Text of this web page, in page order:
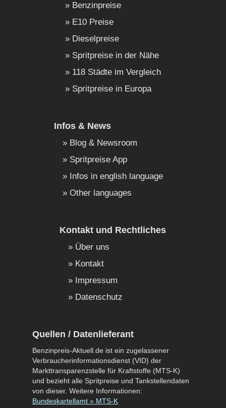
Benzinpreise
E10 Preise
Dieselpreise
Spritpreise in der Nähe
118 Städte im Vergleich
Spritpreise in Europa
Infos & News
Blog & Newsroom
Spritpreise App
Infos in english language
Other languages
Kontakt und Rechtliches
Über uns
Kontakt
Impressum
Datenschutz
Quellen / Datenlieferant
Benzinpreis-Aktuell.de ist ein zugelassener
Verbraucherinformationsdienst (VID) der
Markttransparenzstelle für Kraftstoffe (MTS-K)
und bezieht alle Spritpreise und Tankstellendaten
von dieser. Weitere Informationen:
Bundeskartellamt » MTS-K